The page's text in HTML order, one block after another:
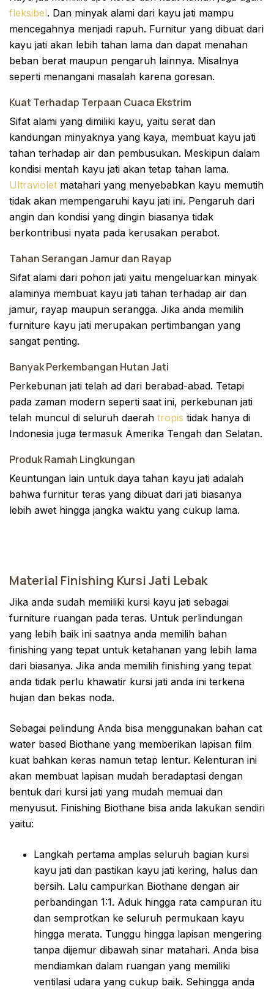
fleksibel. Dan minyak alami dari kayu jati mampu
mencegahnya menjadi rapuh. Furnitur yang dibuat dari
kayu jati akan lebih tahan lama dan dapat menahan
beban berat maupun pengaruh lainnya. Misalnya
seperti menangani masalah karena goresan.
Kuat Terhadap Terpaan Cuaca Ekstrim
Sifat alami yang dimiliki kayu, yaitu serat dan
kandungan minyaknya yang kaya, membuat kayu jati
tahan terhadap air dan pembusukan. Meskipun dalam
kondisi mentah kayu jati akan tetap tahan lama.
Ultraviolet matahari yang menyebabkan kayu memutih
tidak akan mempengaruhi kayu jati ini. Pengaruh dari
angin dan kondisi yang dingin biasanya tidak
berkontribusi nyata pada kerusakan perabot.
Tahan Serangan Jamur dan Rayap
Sifat alami dari pohon jati yaitu mengeluarkan minyak
alaminya membuat kayu jati tahan terhadap air dan
jamur, rayap maupun serangga. Jika anda memilih
furniture kayu jati merupakan pertimbangan yang
sangat penting.
Banyak Perkembangan Hutan Jati
Perkebunan jati telah ad dari berabad-abad. Tetapi
pada zaman modern seperti saat ini, perkebunan jati
telah muncul di seluruh daerah tropis tidak hanya di
Indonesia juga termasuk Amerika Tengah dan Selatan.
Produk Ramah Lingkungan
Keuntungan lain untuk daya tahan kayu jati adalah
bahwa furnitur teras yang dibuat dari jati biasanya
lebih awet hingga jangka waktu yang cukup lama.
Material Finishing Kursi Jati Lebak
Jika anda sudah memiliki kursi kayu jati sebagai
furniture ruangan pada teras. Untuk perlindungan
yang lebih baik ini saatnya anda memilih bahan
finishing yang tepat untuk ketahanan yang lebih lama
dari biasanya. Jika anda memilih finishing yang tepat
anda tidak perlu khawatir kursi jati anda ini terkena
hujan dan bekas noda.
Sebagai pelindung Anda bisa menggunakan bahan cat
water based Biothane yang memberikan lapisan film
kuat bahkan keras namun tetap lentur. Kelenturan ini
akan membuat lapisan mudah beradaptasi dengan
bentuk dari kursi jati yang mudah memuai dan
menyusut. Finishing Biothane bisa anda lakukan sendiri
yaitu:
Langkah pertama amplas seluruh bagian kursi
kayu jati dan pastikan kayu jati kering, halus dan
bersih. Lalu campurkan Biothane dengan air
perbandingan 1:1. Aduk hingga rata campuran itu
dan semprotkan ke seluruh permukaan kayu
hingga merata. Tunggu hingga lapisan mengering
tanpa dijemur dibawah sinar matahari. Anda bisa
mendiamkan dalam ruangan yang memiliki
ventilasi udara yang cukup baik. Sehingga anda